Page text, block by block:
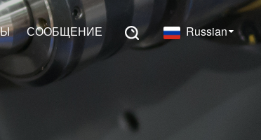
СООБЩЕНИЕ Russian